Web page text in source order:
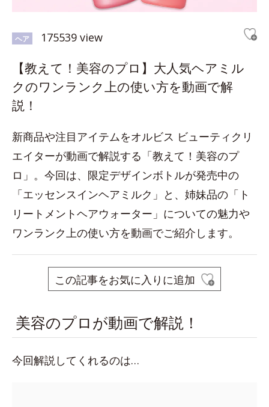
ヘア 175539 view
【教えて！美容のプロ】大人気ヘアミル
クのワンランク上の使い方を動画で解
説！
新商品や注目アイテムをオルビス ビューティクリ
エイターが動画で解説する「教えて！美容のプ
ロ」。今回は、限定デザインボトルが発売中の
「エッセンスインヘアミルク」と、姉妹品の「ト
リートメントヘアウォーター」についての魅力や
ワンランク上の使い方を動画でご紹介します。
この記事をお気に入りに追加
美容のプロが動画で解説！
今回解説してくれるのは…